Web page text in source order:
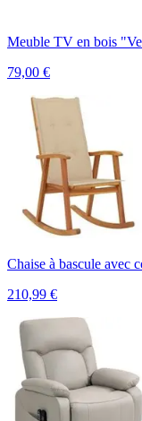
Meuble TV en bois
79,00 €
Chaise à bascule avec
210,99 €